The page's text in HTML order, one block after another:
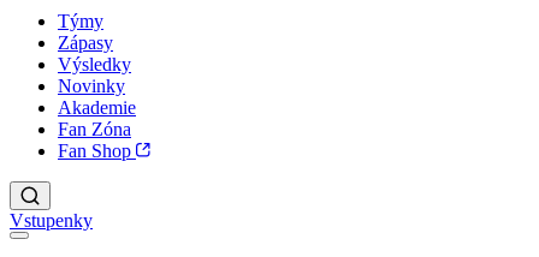
Týmy
Zápasy
Výsledky
Novinky
Akademie
Fan Zóna
Fan Shop
Vstupenky